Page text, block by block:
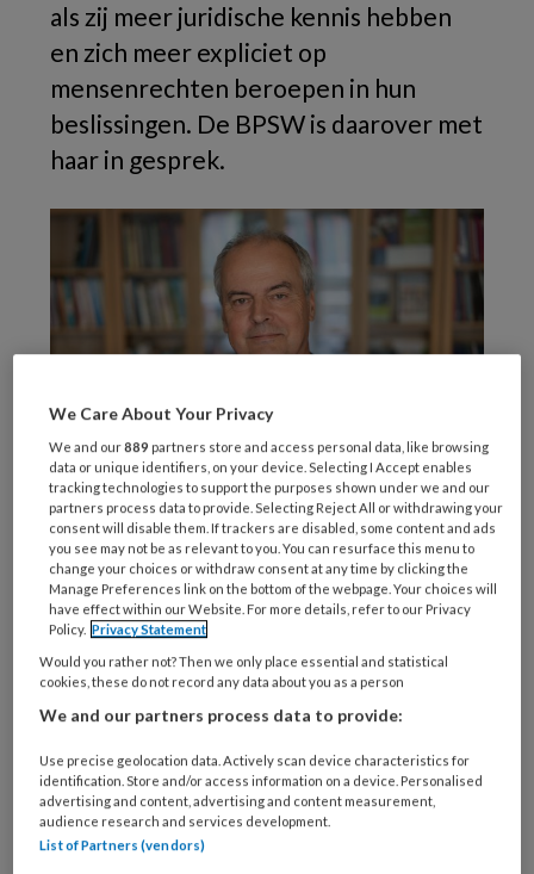
als zij meer juridische kennis hebben
en zich meer expliciet op
mensenrechten beroepen in hun
beslissingen. De BPSW is daarover met
haar in gesprek.
Mensenrechten zijn onderdeel van de
beroepscode en het beroepsprofiel van sociaal
werkers. Zij behoren dus tot de professionele
standaard van het beroep en zijn daarmee een
belangrijke grondslag voor het handelen.
Daarmee is sociaal werk niet per se het
mensenrechtenberoep bij uitstek: het
universele karakter van deze rechten maakt
dat die in beginsel een handelingskader
vormen voor alle beroepen. Maar sociaal
werkers hebben, net als bijvoorbeeld artsen en
We Care About Your Privacy
We and our889 partners store and access personal data, like browsing
data or unique identifiers, on your device. Selecting I Accept enables
tracking technologies to support the purposes shown under we and our
partners process data to provide. Selecting Reject All or withdrawing your
consent will disable them. If trackers are disabled, some content and ads
you see may not be as relevant to you. You can resurface this menu to
change your choices or withdraw consent at any time by clicking the
Manage Preferences link on the bottom of the webpage. Your choices will
have effect within our Website. For more details, refer to our Privacy
Policy. Privacy Statement
Would you rather not? Then we only place essential and statistical
cookies, these do not record any data about you as a person
We and our partners process data to provide:
Use precise geolocation data. Actively scan device characteristics for
identification. Store and/or access information on a device. Personalised
advertising and content, advertising and content measurement,
audience research and services development.
List of Partners (vendors)